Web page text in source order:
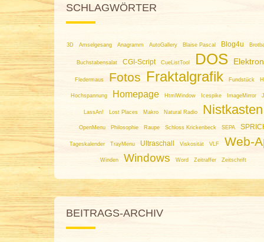
SCHLAGWÖRTER
3D Amselgesang Anagramm AutoGallery Blaise Pascal Blog4u
Buchstabensalat CGI-Script CueListTool DOS
Fledermaus Fotos Fraktalgrafik Fundstück
Hochspannung Homepage HtmlWindow Icespike ImageMirror
LassAn! Lost Places Makro Natural Radio Nistkasten
OpenMenu Philosophie Raupe Schloss Krickenbeck SEPA
Tageskalender TrayMenu Ultraschall Viskosität VLF Web-
Winden Windows Word Zeitraffer Zeitschrift
BEITRAGS-ARCHIV